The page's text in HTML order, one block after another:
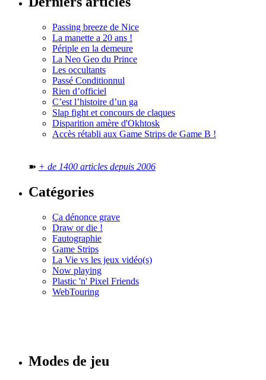
Passing breeze de Nice
La manette a 20 ans !
Périple en la demeure
La Neo Geo du Prince
Les occultants
Passé Conditionnul
Rien d’officiel
C’est l’histoire d’un ga
Slap fight et concours de claques
Disparition amère d'Okhtosk
Accès rétabli aux Game Strips de Game B !
➽ + de 1400 articles depuis 2006
Catégories
Ça dénonce grave
Draw or die !
Fautographie
Game Strips
La Vie vs les jeux vidéo(s)
Now playing
Plastic 'n' Pixel Friends
WebTouring
Modes de jeu